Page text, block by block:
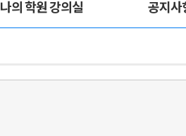
나의 학원 강의실 공지사